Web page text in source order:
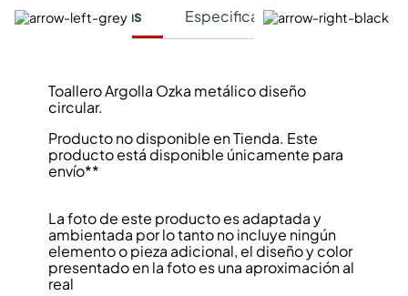
Características Especificaciones Técnicas
Toallero Argolla Ozka metálico diseño
circular.
Producto no disponible en Tienda. Este
producto está disponible únicamente para
envío**
La foto de este producto es adaptada y
ambientada por lo tanto no incluye ningún
elemento o pieza adicional, el diseño y color
presentado en la foto es una aproximación al
real